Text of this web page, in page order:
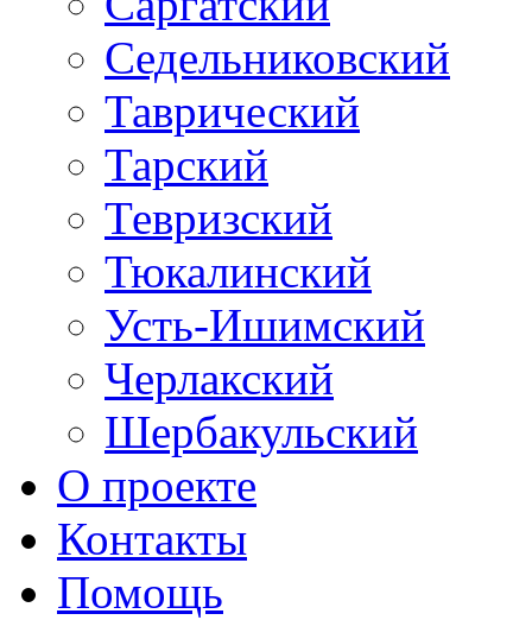
Седельниковский
Таврический
Тарский
Тевризский
Тюкалинский
Усть-Ишимский
Черлакский
Шербакульский
О проекте
Контакты
Помощь